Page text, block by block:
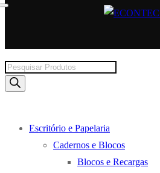
Products
search
Escritório e Papelaria
Cadernos e Blocos
Blocos e Recargas